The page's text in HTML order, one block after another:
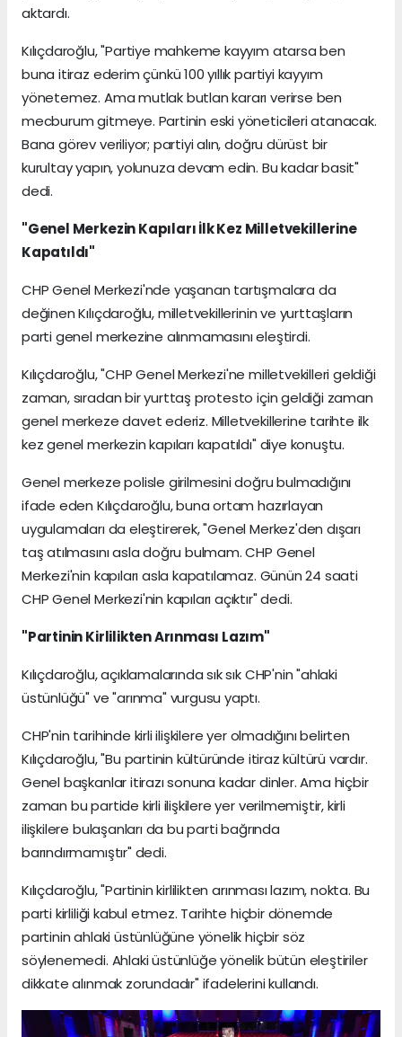
aktardı.
Kılıçdaroğlu, "Partiye mahkeme kayyım atarsa ben
buna itiraz ederim çünkü 100 yıllık partiyi kayyım
yönetemez. Ama mutlak butlan kararı verirse ben
mecburum gitmeye. Partinin eski yöneticileri atanacak.
Bana görev veriliyor; partiyi alın, doğru dürüst bir
kurultay yapın, yolunuza devam edin. Bu kadar basit"
dedi.
"Genel Merkezin Kapıları İlk Kez Milletvekillerine
Kapatıldı"
CHP Genel Merkezi'nde yaşanan tartışmalara da
değinen Kılıçdaroğlu, milletvekillerinin ve yurttaşların
parti genel merkezine alınmamasını eleştirdi.
Kılıçdaroğlu, "CHP Genel Merkezi'ne milletvekilleri geldiği
zaman, sıradan bir yurttaş protesto için geldiği zaman
genel merkeze davet ederiz. Milletvekillerine tarihte ilk
kez genel merkezin kapıları kapatıldı" diye konuştu.
Genel merkeze polisle girilmesini doğru bulmadığını
ifade eden Kılıçdaroğlu, buna ortam hazırlayan
uygulamaları da eleştirerek, "Genel Merkez'den dışarı
taş atılmasını asla doğru bulmam. CHP Genel
Merkezi'nin kapıları asla kapatılamaz. Günün 24 saati
CHP Genel Merkezi'nin kapıları açıktır" dedi.
"Partinin Kirlilikten Arınması Lazım"
Kılıçdaroğlu, açıklamalarında sık sık CHP'nin "ahlaki
üstünlüğü" ve "arınma" vurgusu yaptı.
CHP'nin tarihinde kirli ilişkilere yer olmadığını belirten
Kılıçdaroğlu, "Bu partinin kültüründe itiraz kültürü vardır.
Genel başkanlar itirazı sonuna kadar dinler. Ama hiçbir
zaman bu partide kirli ilişkilere yer verilmemiştir, kirli
ilişkilere bulaşanları da bu parti bağrında
barındırmamıştır" dedi.
Kılıçdaroğlu, "Partinin kirlilikten arınması lazım, nokta. Bu
parti kirliliği kabul etmez. Tarihte hiçbir dönemde
partinin ahlaki üstünlüğüne yönelik hiçbir söz
söylenemedi. Ahlaki üstünlüğe yönelik bütün eleştiriler
dikkate alınmak zorundadır" ifadelerini kullandı.